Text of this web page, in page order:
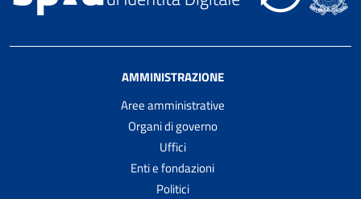
AMMINISTRAZIONE
Aree amministrative
Organi di governo
Uffici
Enti e fondazioni
Politici